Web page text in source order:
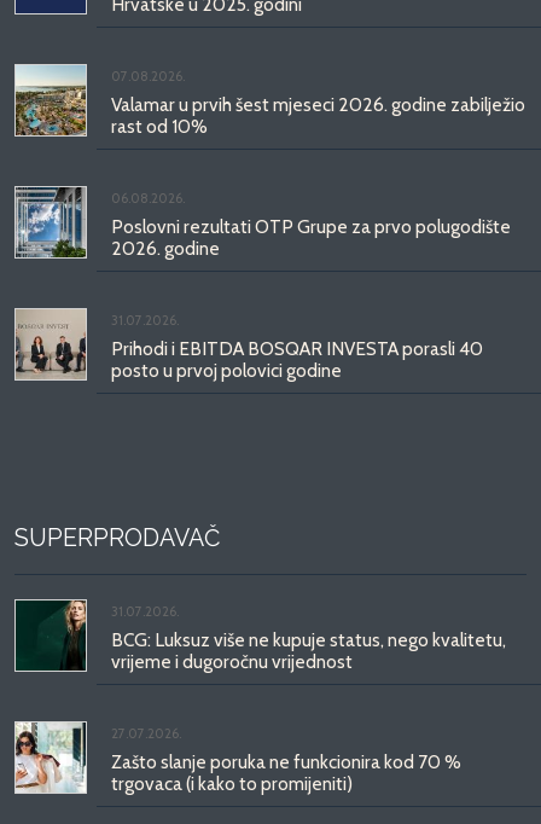
Hrvatske u 2025. godini
07.08.2026.
Valamar u prvih šest mjeseci 2026. godine zabilježio
rast od 10%
06.08.2026.
Poslovni rezultati OTP Grupe za prvo polugodište
2026. godine
31.07.2026.
Prihodi i EBITDA BOSQAR INVESTA porasli 40
posto u prvoj polovici godine
SUPERPRODAVAČ
31.07.2026.
BCG: Luksuz više ne kupuje status, nego kvalitetu,
vrijeme i dugoročnu vrijednost
27.07.2026.
Zašto slanje poruka ne funkcionira kod 70 %
trgovaca (i kako to promijeniti)